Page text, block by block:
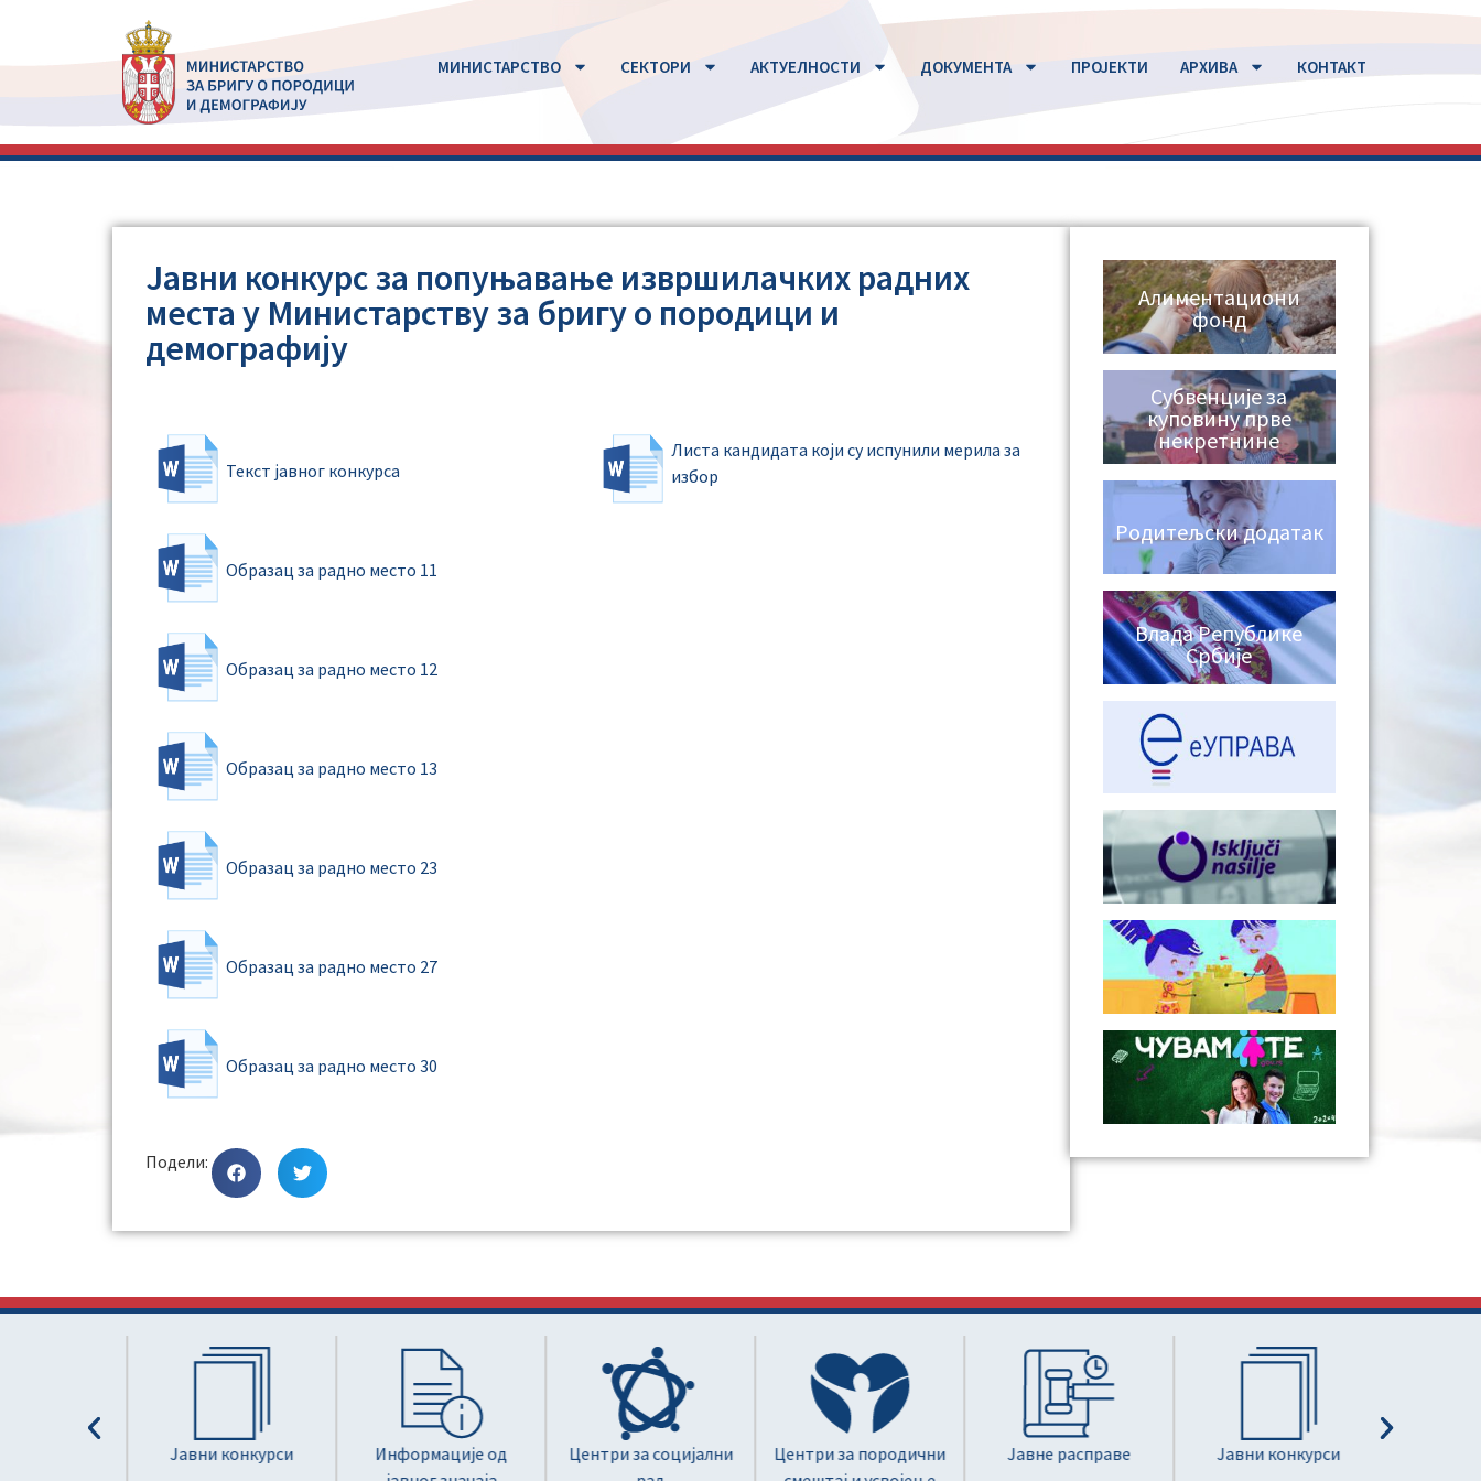
MИНИСТАРСТВО СЕКТОРИ АКТУЕЛНОСТИ ДОКУМЕНТА ПРОЈЕКТИ АРХИВА КОНТАКТ
Jавни конкурс за попуњавање извршилачких радних
места у Министарству за бригу о породици и
демографију
Текст јавног конкурса
Образац за радно место 11
Образац за радно место 12
Образац за радно место 13
Образац за радно место 23
Образац за радно место 27
Образац за радно место 30
Листа кандидата који су испунили мерила за
избор
Подели:
Алиментациони
фонд
Субвенције за
куповину прве
некретнине
Родитељски додатак
Влада Републике
Србије
Јавни конкурси
Информације од
Центри за социјални
Центри за породични
Јавне расправе Јавни конкурси